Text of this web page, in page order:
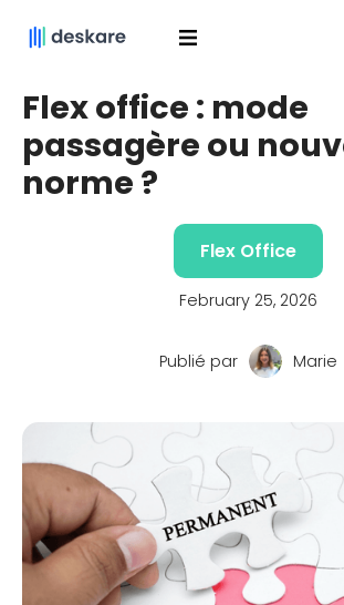
Flex office : mode
passagère ou
norme ?
Flex Office
February 25, 2026
Publié par Marie